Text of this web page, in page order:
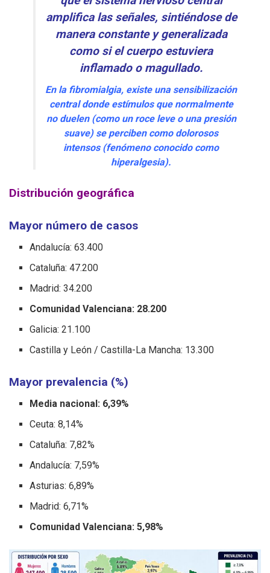
amplifica las señales, sintiéndose de
manera constante y generalizada
como si el cuerpo estuviera
inflamado o magullado.
En la fibromialgia, existe una sensibilización
centraldonde estímulos que normalmente
no duelen (como un roce leve o una presión
suave) se perciben como dolorosos
intensos (fenómeno conocido como
hiperalgesia).
Distribución geográfica
Mayor número de casos
Andalucía: 63.400
Cataluña: 47.200
Madrid: 34.200
Comunidad Valenciana: 28.200
Galicia: 21.100
Castilla y León / Castilla-La Mancha: 13.300
Mayor prevalencia (%)
Media nacional: 6,39%
Ceuta: 8,14%
Cataluña: 7,82%
Andalucía: 7,59%
Asturias: 6,89%
Madrid: 6,71%
Comunidad Valenciana: 5,98%